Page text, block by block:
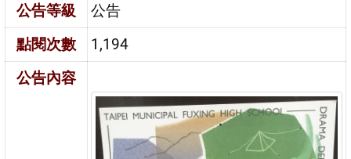
公告等級
公告
點閱次數
1,194
公告內容